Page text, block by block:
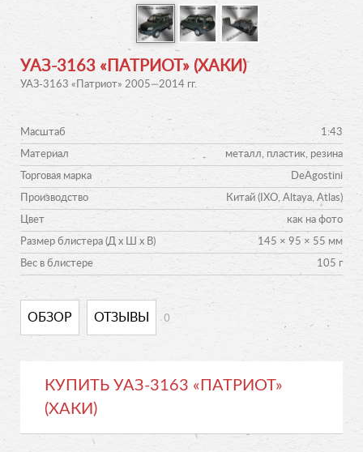
УАЗ-3163 «ПАТРИОТ» (ХАКИ)
УАЗ-3163 «Патриот» 2005—2014 гг.
Масштаб 1:43
Материал металл, пластик, резина
Торговая марка DeAgostini
Производство Китай (IXO, Altaya, Atlas)
Цвет как на фото
Размер блистера (Д х Ш х В) 145 × 95 × 55 мм
Вес в блистере 105 г
ОБЗОР ОТЗЫВЫ 0
КУПИТЬ УАЗ-3163 «ПАТРИОТ»
(ХАКИ)